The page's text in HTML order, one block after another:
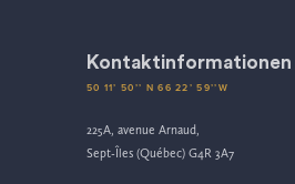
Kontaktinformationen
50 11’ 50’’ N 66 22’ 59’’W
225A, avenue Arnaud,
Sept-Îles (Québec) G4R 3A7